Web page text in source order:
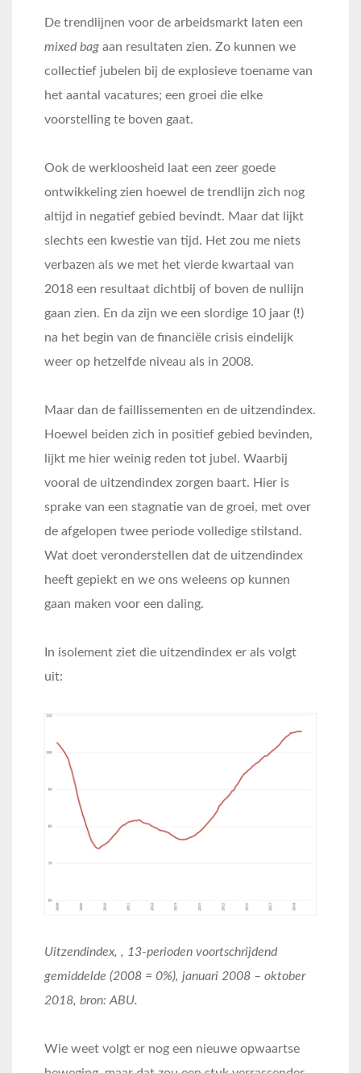
De trendlijnen voor de arbeidsmarkt laten een
mixed bag aan resultaten zien. Zo kunnen we
collectief jubelen bij de explosieve toename van
het aantal vacatures; een groei die elke
voorstelling te boven gaat.
Ook de werkloosheid laat een zeer goede
ontwikkeling zien hoewel de trendlijn zich nog
altijd in negatief gebied bevindt. Maar dat lijkt
slechts een kwestie van tijd. Het zou me niets
verbazen als we met het vierde kwartaal van
2018 een resultaat dichtbij of boven de nullijn
gaan zien. En da zijn we een slordige 10 jaar (!)
na het begin van de financiële crisis eindelijk
weer op hetzelfde niveau als in 2008.
Maar dan de faillissementen en de uitzendindex.
Hoewel beiden zich in positief gebied bevinden,
lijkt me hier weinig reden tot jubel. Waarbij
vooral de uitzendindex zorgen baart. Hier is
sprake van een stagnatie van de groei, met over
de afgelopen twee periode volledige stilstand.
Wat doet veronderstellen dat de uitzendindex
heeft gepiekt en we ons weleens op kunnen
gaan maken voor een daling.
In isolement ziet die uitzendindex er als volgt
uit:
Uitzendindex, , 13-perioden voortschrijdend
gemiddelde (2008 = 0%), januari 2008 – oktober
2018, bron: ABU.
Wie weet volgt er nog een nieuwe opwaartse